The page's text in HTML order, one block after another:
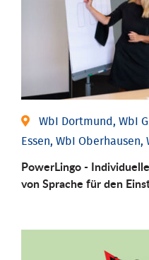
WbI Dortmund, WbI
Essen, WbI Oberhausen,
PowerLingo -
von Sprache für den